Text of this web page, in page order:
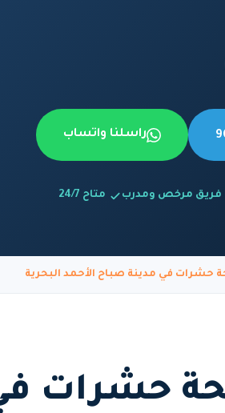
راسلنا واتساب
فريق مرخص ومدرب متاح 24/7
حشرات في مدينة صباح الأحمد البحرية
حشرات في